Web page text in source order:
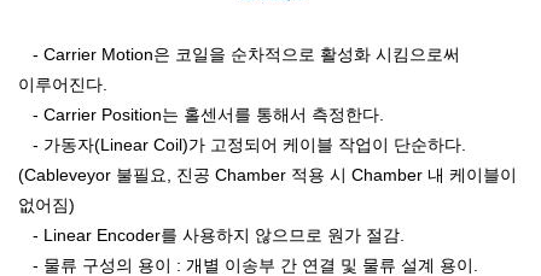
- Carrier Motion은 코일을 순차적으로 활성화 시킴으로써
이루어진다.
- Carrier Position는 홀센서를 통해서 측정한다.
- 가동자(Linear Coil)가 고정되어 케이블 작업이 단순하다.
(Cableveyor 불필요, 진공 Chamber 적용 시 Chamber 내 케이블이
없어짐)
- Linear Encoder를 사용하지 않으므로 원가 절감.
- 물류 구성의 용이 : 개별 이송부 간 연결 및 물류 설계 용이.